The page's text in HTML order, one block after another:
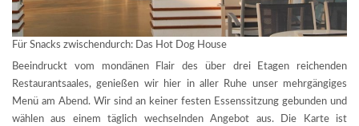
Für Snacks zwischendurch: Das Hot Dog House
Beeindruckt vom mondänen Flair des über drei Etagen reichenden
Restaurantsaales, genießen wir hier in aller Ruhe unser mehrgängiges
Menü am Abend. Wir sind an keiner festen Essenssitzung gebunden und
wählen aus einem täglich wechselnden Angebot aus. Die Karte ist